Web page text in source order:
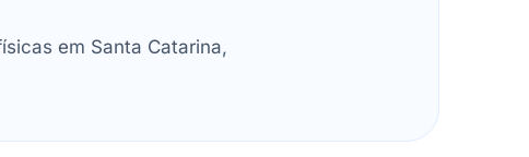
em Santa Catarina,